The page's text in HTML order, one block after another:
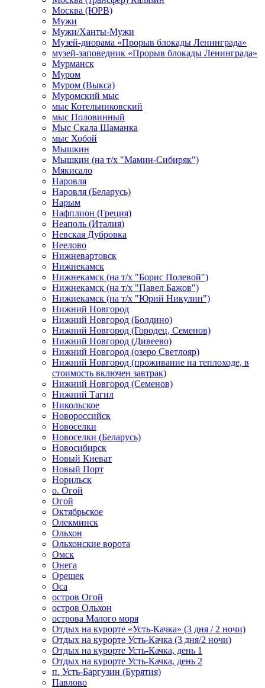
Москва (ЮРВ)
Мужи
Мужи/Ханты-Мужи
Музей-диорама «Прорыв блокады Ленинграда»
музей-заповедник «Прорыв блокады Ленинграда»
Мурманск
Муром
Муром (Выкса)
Муромский мыс
мыс Котельниковский
мыс Половинный
Мыс Скала Шаманка
мыс Хобой
Мышкин
Мышкин (на т/х "Мамин-Сибиряк")
Мякисало
Наровля
Наровля (Беларусь)
Нарым
Нафплион (Греция)
Неаполь (Италия)
Невская Дубровка
Неелово
Нижневартовск
Нижнекамск
Нижнекамск (на т/х "Борис Полевой")
Нижнекамск (на т/х "Павел Бажов")
Нижнекамск (на т/х "Юрий Никулин")
Нижний Новгород
Нижний Новгород (Болдино)
Нижний Новгород (Городец, Семенов)
Нижний Новгород (Дивеево)
Нижний Новгород (озеро Светлояр)
Нижний Новгород (проживание на теплоходе, в
стоимость включен завтрак)
Нижний Новгород (Семенов)
Нижний Тагил
Никольское
Новороссийск
Новоселки
Новоселки (Беларусь)
Новосибирск
Новый Киеват
Новый Порт
Норильск
о. Огой
Огой
Октябрьское
Олекминск
Ольхон
Ольхонские ворота
Омск
Онега
Орешек
Оса
остров Огой
остров Ольхон
острова Малого моря
Отдых на курорте «Усть-Качка» (3 дня / 2 ночи)
Отдых на курорте Усть-Качка (3 дня/2 ночи)
Отдых на курорте Усть-Качка, день 1
Отдых на курорте Усть-Качка, день 2
п. Усть-Баргузин (Бурятия)
Павлово